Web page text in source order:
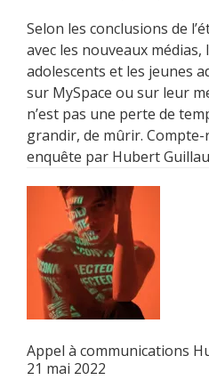
Selon les conclusions de
avec les nouveaux médias,
adolescents et les jeunes
sur MySpace ou sur leur
n’est pas une perte de
grandir, de mûrir.
enquête par Hubert
Appel à communications
21 mai 2022